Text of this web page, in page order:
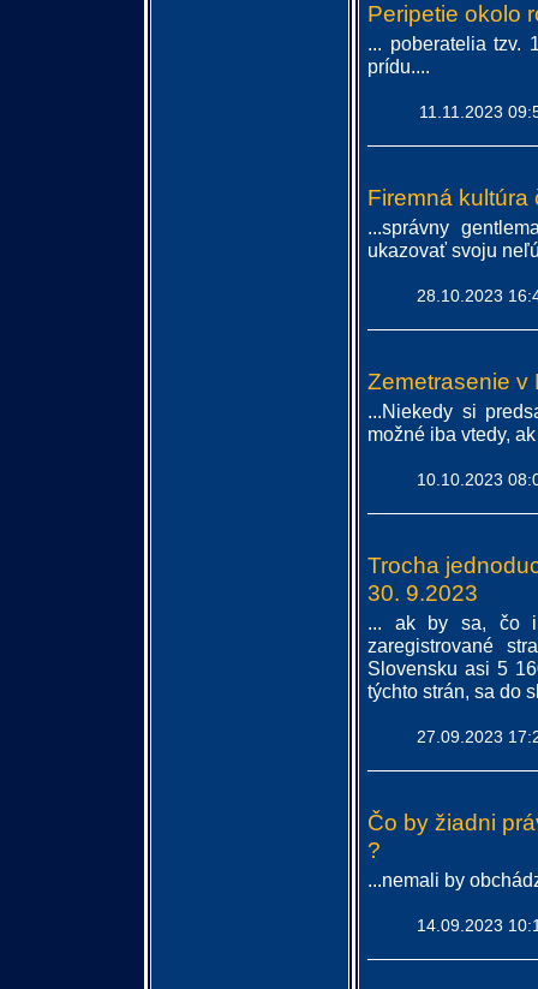
Peripetie okolo
... poberatelia tzv.
prídu....
11.11.2023
Firemná
...správny
ukazovať svoju
28.10.2023
Zemetrasenie v
...Niekedy si
možné iba vtedy,
10.10.2023
Trocha
30. 9.2023
... ak by sa, čo i
zaregistrované
Slovensku asi 5
týchto strán, sa do
27.09.2023
Čo by žiadni
?
...nemali by
14.09.2023